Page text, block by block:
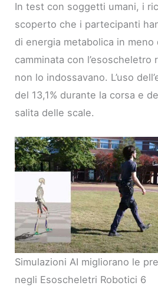
In test con soggetti umani, i
scoperto che i partecipanti
di energia metabolica in meno
camminata con l’esoscheletro
non lo indossavano. L’uso
del 13,1% durante la corsa e
salita delle scale.
Simulazioni AI migliorano le
negli Esoscheletri Robotici 6